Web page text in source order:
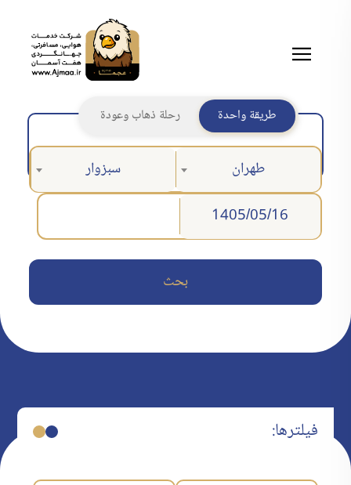
طريقة واحدة رحلة ذهاب وعودة
طهران سبزوار
بحث
فیلترها: